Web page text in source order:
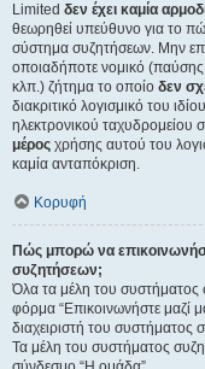
Limited δεν έχει καμία
θεωρηθεί υπεύθυνο για το
σύστημα συζητήσεων. Μην
οποιαδήποτε νομικό
κλπ.) ζήτημα το οποίο δεν
διακριτικό λογισμικό του
ηλεκτρονικού ταχυδρομείου
μέρος χρήσης αυτού του
καμία ανταπόκριση.
Κορυφή
Πώς μπορώ να
συζητήσεων;
Όλα τα μέλη του
φόρμα “Επικοινωνήστε μαζί
διαχειριστή του συστήματος
Τα μέλη του συστήματος